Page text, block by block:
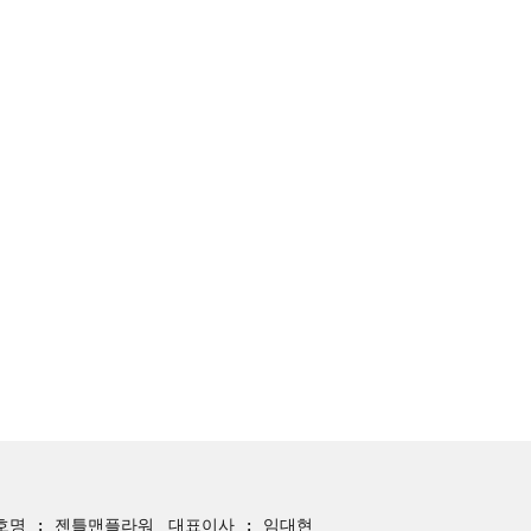
명 : 젠틀맨플라워 대표이사 : 임대현